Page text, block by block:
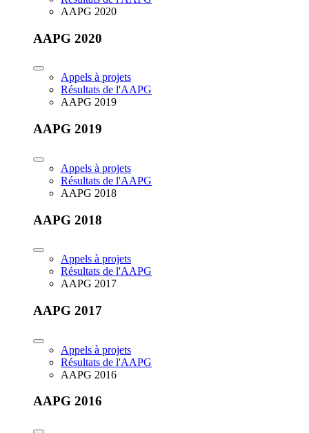
AAPG 2020
AAPG 2020
Appels à projets
Résultats de l'AAPG
AAPG 2019
AAPG 2019
Appels à projets
Résultats de l'AAPG
AAPG 2018
AAPG 2018
Appels à projets
Résultats de l'AAPG
AAPG 2017
AAPG 2017
Appels à projets
Résultats de l'AAPG
AAPG 2016
AAPG 2016